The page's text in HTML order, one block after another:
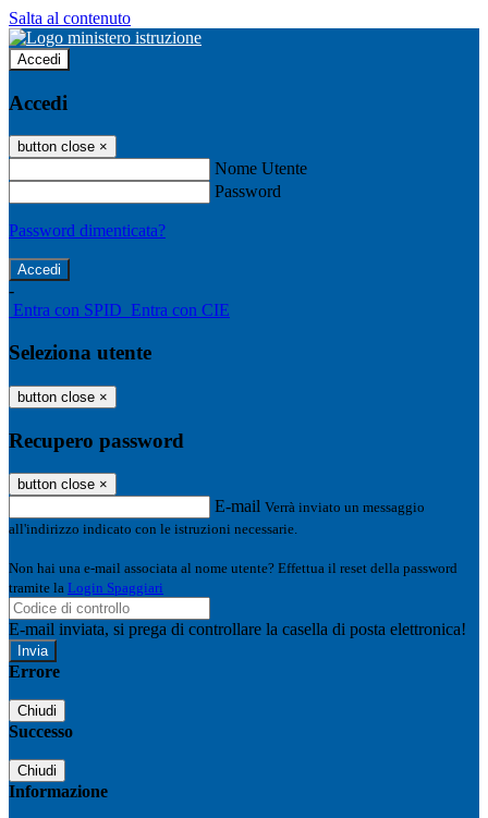
Salta al contenuto
Accedi
Accedi
button close ×
Nome Utente
Password
Password dimenticata?
-
Entra con SPID Entra con CIE
Seleziona utente
button close ×
Recupero password
button close ×
E-mail Verrà inviato un messaggio
all'indirizzo indicato con le istruzioni necessarie.
Non hai una e-mail associata al nome utente? Effettua il reset della password
tramite la Login Spaggiari
E-mail inviata, si prega di controllare la casella di posta elettronica!
Errore
Chiudi
Successo
Chiudi
Informazione